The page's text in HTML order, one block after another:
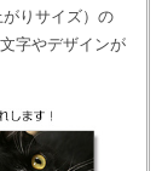
りサイズ）の
字やデザインが